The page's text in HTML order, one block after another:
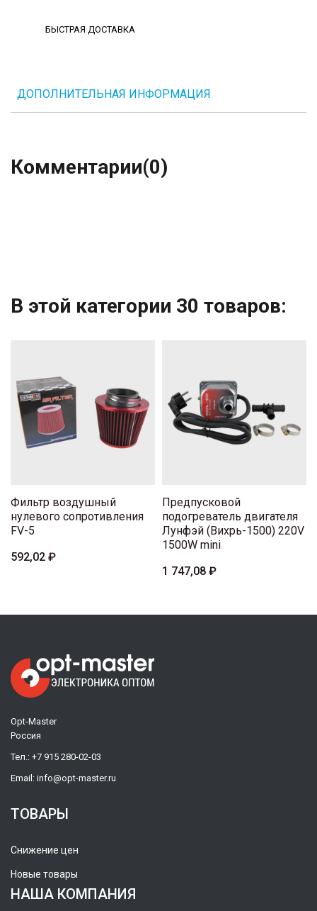
БЫСТРАЯ ДОСТАВКА
ДОПОЛНИТЕЛЬНАЯ ИНФОРМАЦИЯ
Комментарии(0)
В этой категории 30 товаров:
Фильтр воздушный
нулевого сопротивления
FV-5
592,02 ₽
Предпусковой
подогреватель двигателя
Лунфэй (Вихрь-1500) 220V
1500W mini
1 747,08 ₽
Opt-Master
Россия
Тел.: +7 915 280-02-03
Email: info@opt-master.ru
ТОВАРЫ
Снижение цен
Новые товары
НАША КОМПАНИЯ